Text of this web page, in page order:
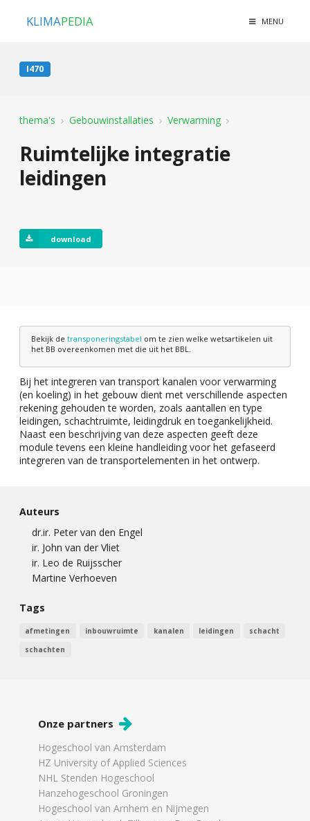
KLIMAPEDIA MENU
I470
thema's Gebouwinstallaties Verwarming
Ruimtelijke integratie
leidingen
download
Bekijk de transponeringstabel om te zien welke wetsartikelen uit
het BB overeenkomen met die uit het BBL.
Bij het integreren van transport kanalen voor verwarming
(en koeling) in het gebouw dient met verschillende aspecten
rekening gehouden te worden, zoals aantallen en type
leidingen, schachtruimte, leidingdruk en toegankelijkheid.
Naast een beschrijving van deze aspecten geeft deze
module tevens een kleine handleiding voor het gefaseerd
integreren van de transportelementen in het ontwerp.
Auteurs
dr.ir. Peter van den Engel
ir. John van der Vliet
ir. Leo de Ruijsscher
Martine Verhoeven
Tags
afmetingen inbouwruimte kanalen leidingen
schacht
schachten
Onze partners
Hogeschool van Amsterdam
HZ University of Applied Sciences
NHL Stenden Hogeschool
Hanzehogeschool Groningen
Hogeschool van Arnhem en Nijmegen